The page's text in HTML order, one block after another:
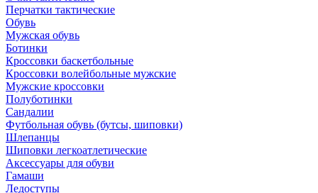
Перчатки тактические
Обувь
Мужская обувь
Ботинки
Кроссовки баскетбольные
Кроссовки волейбольные мужские
Мужские кроссовки
Полуботинки
Сандалии
Футбольная обувь (бутсы, шиповки)
Шлепанцы
Шиповки легкоатлетические
Аксессуары для обуви
Гамаши
Ледоступы